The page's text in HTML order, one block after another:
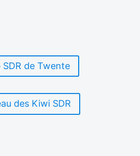
SDR de Twente
des Kiwi SDR